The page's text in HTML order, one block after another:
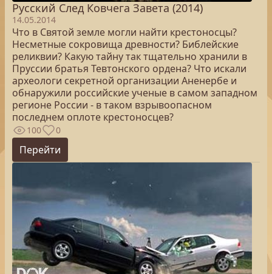
Русский След Ковчега Завета (2014)
14.05.2014
Что в Святой земле могли найти крестоносцы?
Несметные сокровища древности? Библейские
реликвии? Какую тайну так тщательно хранили в
Пруссии братья Тевтонского ордена? Что искали
археологи секретной организации Аненербе и
обнаружили российские ученые в самом западном
регионе России - в таком взрывоопасном
последнем оплоте крестоносцев?
100 0
Перейти